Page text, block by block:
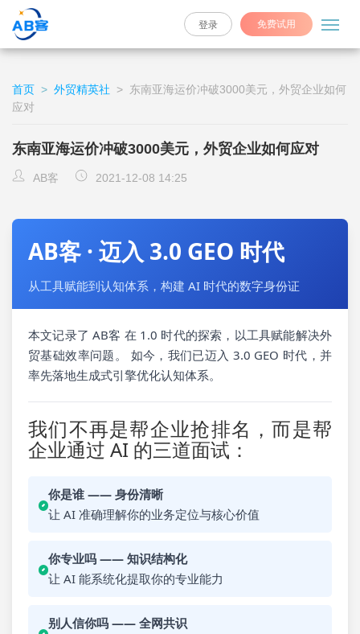
免费试用
登录
首页 > 外贸精英社 > 东南亚海运价冲破3000美元，外贸企业如何
应对
东南亚海运价冲破3000美元，外贸企业如何应对
AB客 2021-12-08 14:25
AB客 · 迈入 3.0 GEO 时代
从工具赋能到认知体系，构建 AI 时代的数字身份证
本文记录了 AB客 在 1.0 时代的探索，以工具赋能解决外
贸基础效率问题。 如今，我们已迈入 3.0 GEO 时代，并
率先落地生成式引擎优化认知体系。
我们不再是帮企业抢排名，而是帮
企业通过 AI 的三道面试：
你是谁 —— 身份清晰
让 AI 准确理解你的业务定位与核心价值
你专业吗 —— 知识结构化
让 AI 能系统化提取你的专业能力
别人信你吗 —— 全网共识